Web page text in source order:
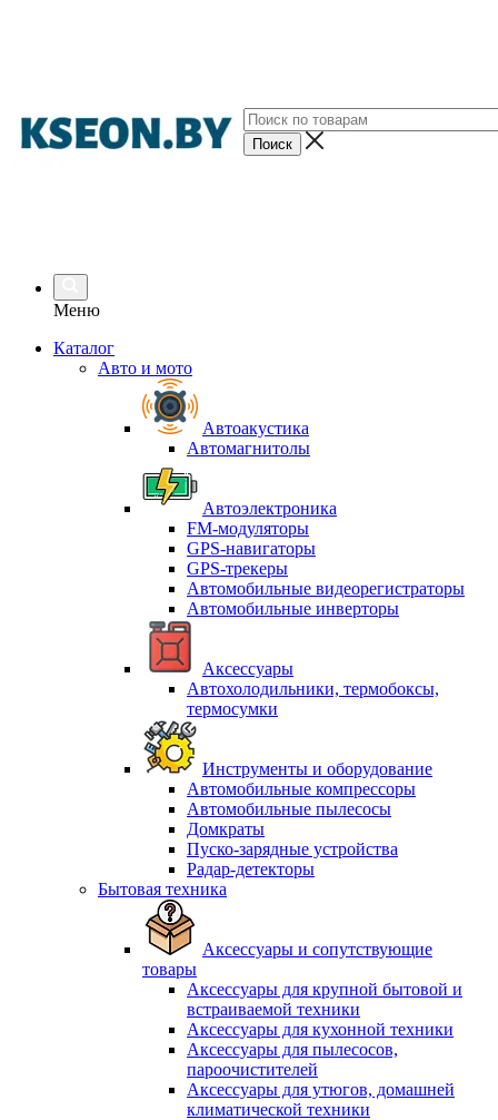
Меню
Каталог
Авто и мото
Автоакустика
Автомагнитолы
Автоэлектроника
FM-модуляторы
GPS-навигаторы
GPS-трекеры
Автомобильные видеорегистраторы
Автомобильные инверторы
Аксессуары
Автохолодильники, термобоксы,
термосумки
Инструменты и оборудование
Автомобильные компрессоры
Автомобильные пылесосы
Домкраты
Пуско-зарядные устройства
Радар-детекторы
Бытовая техника
Аксессуары и сопутствующие
товары
Аксессуары для крупной бытовой и
встраиваемой техники
Аксессуары для кухонной техники
Аксессуары для пылесосов,
пароочистителей
Аксессуары для утюгов, домашней
климатической техники